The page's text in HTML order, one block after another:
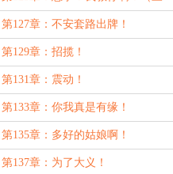
更！！）
第127章：不安套路出牌！
第129章：招揽！
第131章：震动！
第133章：你我真是有缘！
第135章：多好的姑娘啊！
第137章：为了大义！